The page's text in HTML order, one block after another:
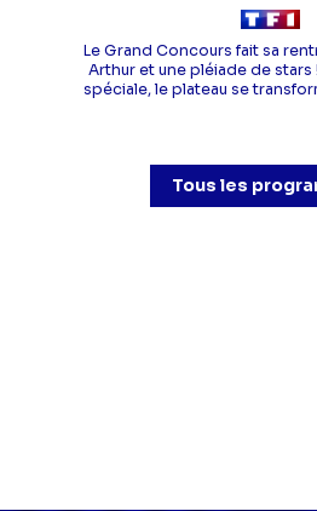
Le Grand Concours fait sa
Arthur et une pléiade de
spéciale, le plateau se
Tous les